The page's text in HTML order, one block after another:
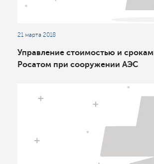
21 марта 2018
Управление стоимостью и
Росатом ​​​​​​​при сооружении АЭС